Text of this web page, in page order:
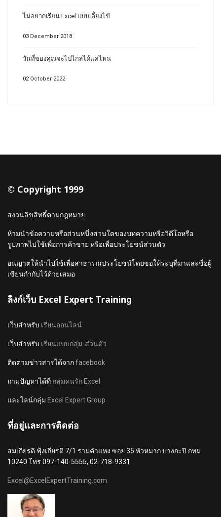
ไม่อยากเรียน Excel แบบเลี้ยงไข้
03 December 2018
วันที่ของคุณจะไปไกลได้แค่ไหน
02 October 2022
© Copyright 1999
สงวนลิขสิทธิ์ตามกฎหมาย
ห้ามนำข้อความหรือส่วนหนึ่งส่วนใดของบทความหรือวิดีโอหรือ
รูปภาพไปใช้เพื่อการค้าขาย หรือเพื่อประโยชน์ส่วนตัว
อนญาตให้นำไปใช้เพื่อสาธารณประโยชน์โดยขอให้ระบุที่มาและชื่อผู้
เขียนกำกับไว้ด้วยเสมอ
ลิงก์เว็บ Excel Expert Training
เว็บสำหรับ เรียนออนไลน์
เว็บสำหรับ เรียนแบบกลุ่ม-ส่วนตัว
ติดตามข่าวสารได้จากfacebook
ถามปัญหาได้ที่ กลุ่มคนรัก Excel
และไลน์กลุ่ม Excel Expert Group
ที่อยู่และการติดต่อ
สมเกียรติ ฟุ้งเกียรติ 7/1 รามคำแหง ซอย 35 หัวหมาก บางกะปิ กทม
10240 โทร 097-140-5555, 02-718-9331
Excel@ExcelExpertTraining.com